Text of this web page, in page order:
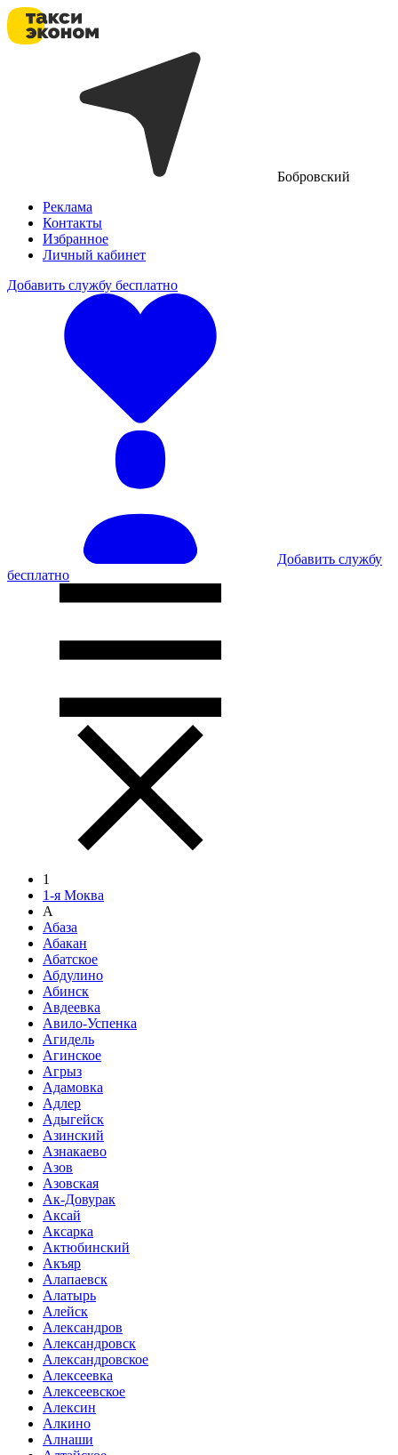
Бобровский
Реклама
Контакты
Избранное
Личный кабинет
Добавить службу бесплатно
Добавить службу
бесплатно
1
1-я Моква
А
Абаза
Абакан
Абатское
Абдулино
Абинск
Авдеевка
Авило-Успенка
Агидель
Агинское
Агрыз
Адамовка
Адлер
Адыгейск
Азинский
Азнакаево
Азов
Азовская
Ак-Довурак
Аксай
Аксарка
Актюбинский
Акъяр
Алапаевск
Алатырь
Алейск
Александров
Александровск
Александровское
Алексеевка
Алексеевское
Алексин
Алкино
Алнаши